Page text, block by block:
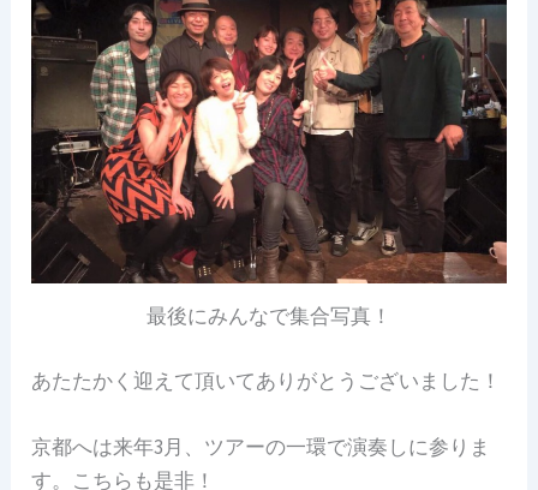
最後にみんなで集合写真！
あたたかく迎えて頂いてありがとうございました！
京都へは来年3月、ツアーの一環で演奏しに参りま
す。こちらも是非！